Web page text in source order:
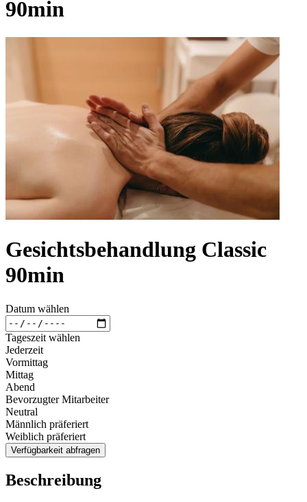
90min
Gesichtsbehandlung Classic
90min
Datum wählen
Tageszeit wählen
Jederzeit
Vormittag
Mittag
Abend
Bevorzugter Mitarbeiter
Neutral
Männlich präferiert
Weiblich präferiert
Verfügbarkeit abfragen
Beschreibung